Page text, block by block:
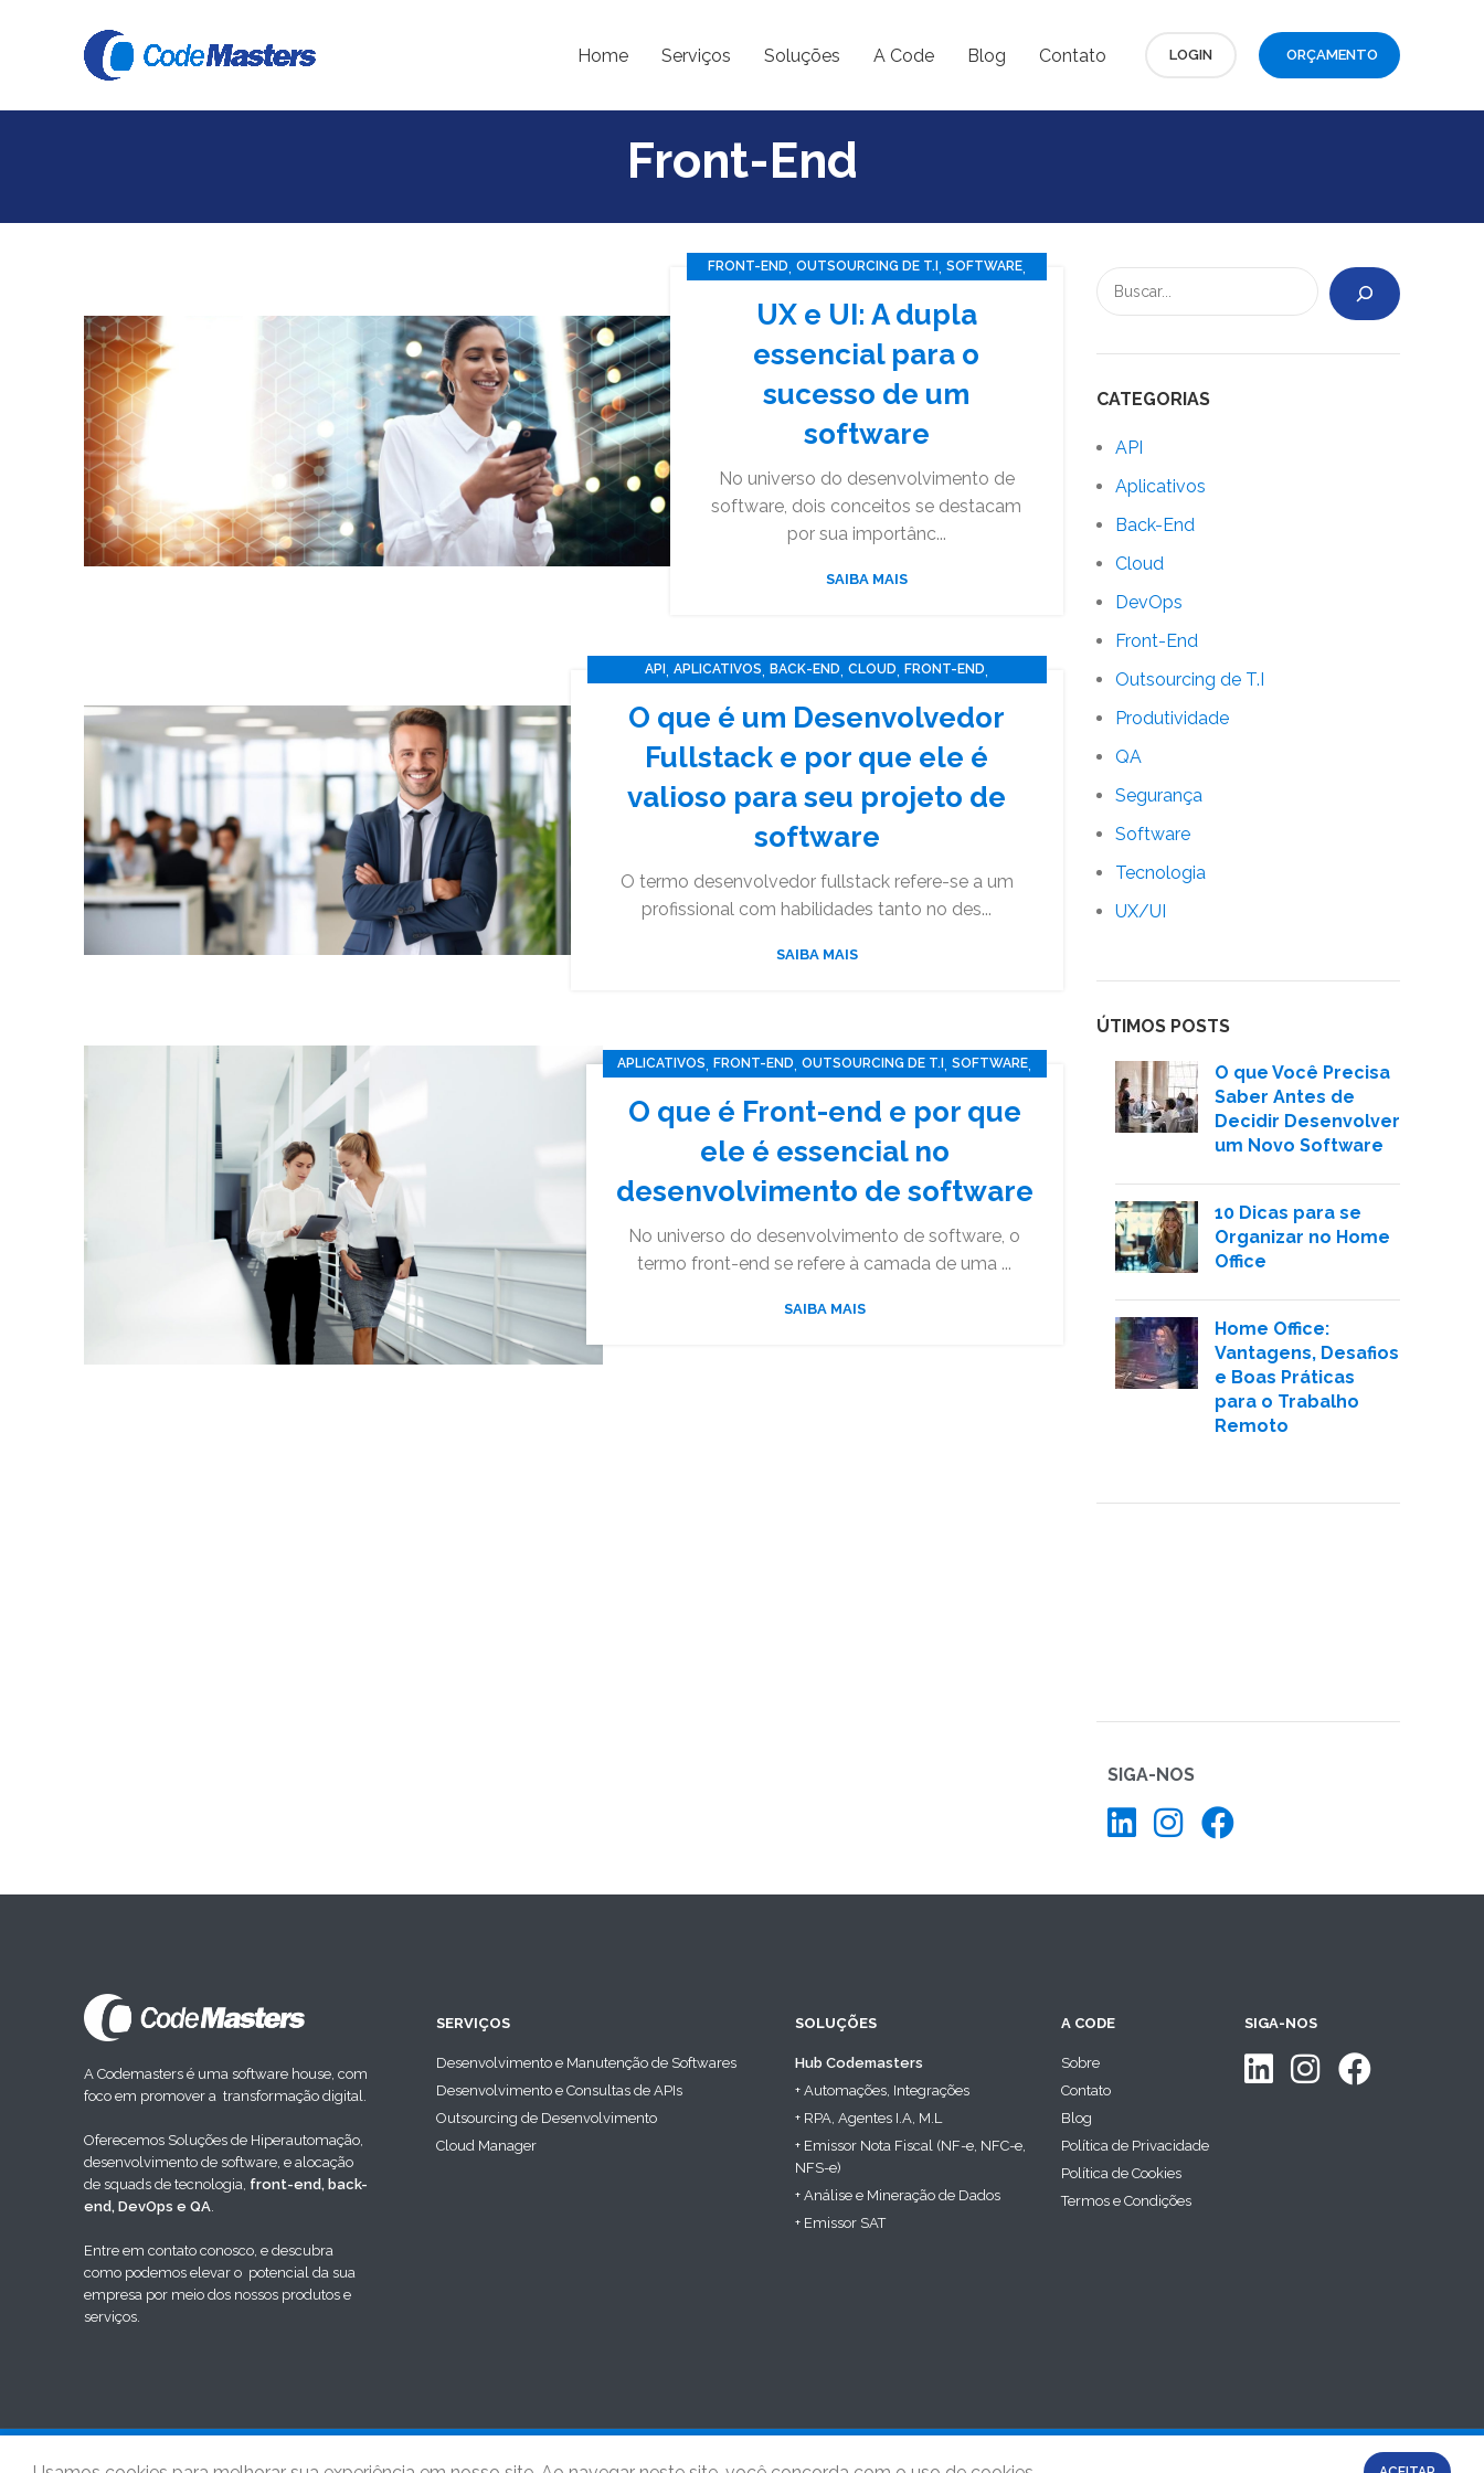
Home Serviços Soluções A Code Blog Contato LOGIN ORÇAMENTO
Front-End
FRONT-END, OUTSOURCING DE T.I , SOFTWARE,
UX e UI: A dupla
essencial para o
sucesso de um
software
No universo do desenvolvimento de
software, dois conceitos se destacam
por sua importânc...
SAIBA MAIS
API ,APLICATIVOS,BACK-END,CLOUD,FRONT-END,
O que é um Desenvolvedor
Fullstack e por que ele é
valioso para seu projeto de
software
O termo desenvolvedor fullstack refere-se a um
profissional com habilidades tanto no des...
SAIBA MAIS
APLICATIVOS,FRONT-END,OUTSOURCING DE T.I ,SOFTWARE,
O que é Front-end e por que
ele é essencial no
desenvolvimento de software
No universo do desenvolvimento de software, o
termo front-end se refere à camada de uma ...
SAIBA MAIS
CATEGORIAS
API
Aplicativos
Back-End
Cloud
DevOps
Front-End
Outsourcing de T.I
Produtividade
QA
Segurança
Software
Tecnologia
UX/UI
ÚTIMOS POSTS
O que Você Precisa
Saber Antes de
Decidir Desenvolver
um Novo Software
10 Dicas para se
Organizar no Home
Office
Home Office:
Vantagens, Desafios
e Boas Práticas
para o Trabalho
Remoto
SIGA-NOS
A Codemasters é uma software house, com
foco em promover a transformação digital.
Oferecemos Soluções de Hiperautomação,
desenvolvimento de software, e alocação
de squads de tecnologia, front-end, back-
end, DevOps e QA.
Entre em contato conosco, e descubra
como podemos elevar o potencial da sua
empresa por meio dos nossos produtos e
serviços.
SERVIÇOS
Desenvolvimento e Manutenção de Softwares
Desenvolvimento e Consultas de APIs
Outsourcing de Desenvolvimento
Cloud Manager
SOLUÇÕES
Hub Codemasters
+ Automações, Integrações
+ RPA, Agentes I.A, M.L
+ Emissor Nota Fiscal (NF-e, NFC-e,
NFS-e)
+ Análise e Mineração de Dados
+ Emissor SAT
A CODE
Sobre
Contato
Blog
Política de Privacidade
Política de Cookies
Termos e Condições
SIGA-NOS
Codemasters Software e Tecnologia Ltda. CNPJ: 21.601.140/0001-95 – Rio Claro-SP © 2025 | Todos os direitos reservados